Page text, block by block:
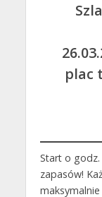
plac
Start o
zapasów!